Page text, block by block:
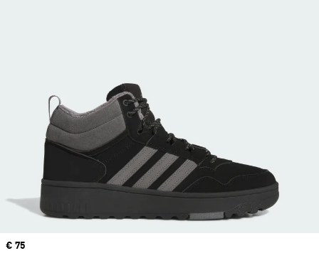
Price
€ 75